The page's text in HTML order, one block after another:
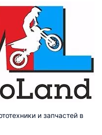
и запчастей в